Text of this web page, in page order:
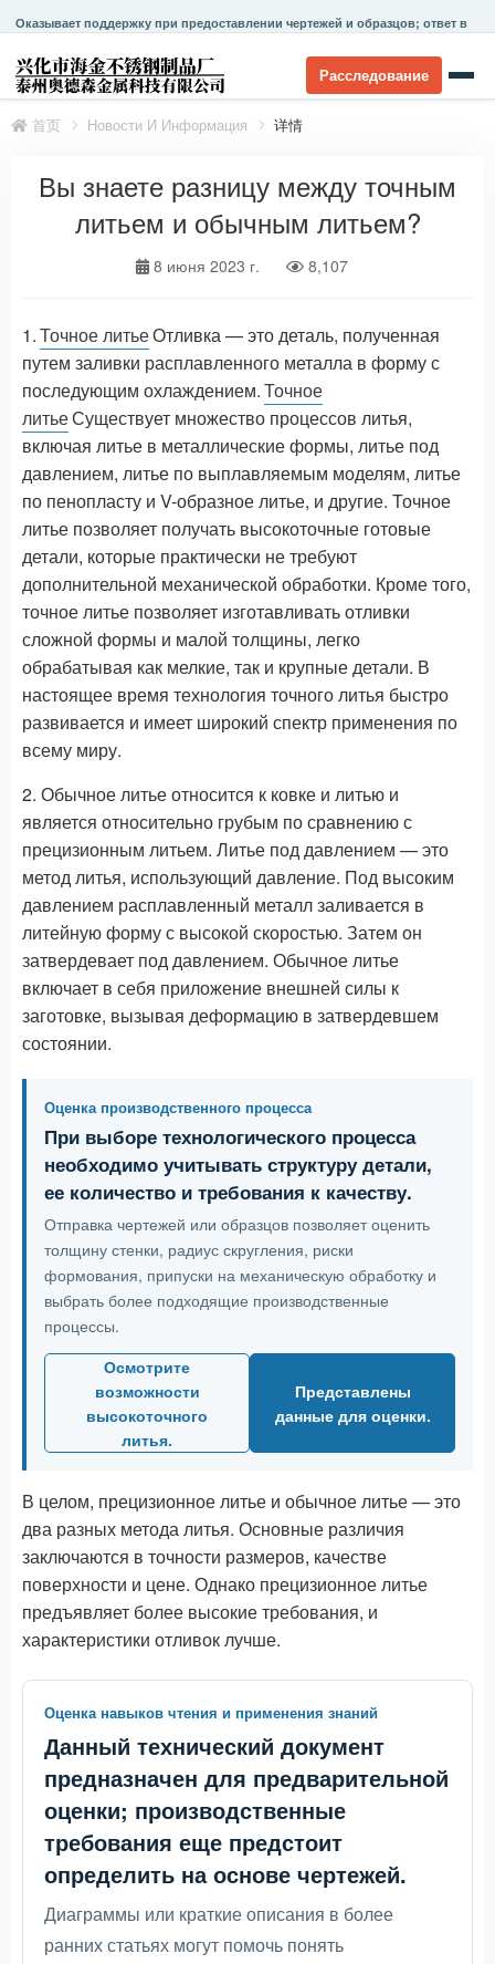
Оказывает поддержку при предоставлении чертежей и образцов; ответ в
Расследование
首页 Новости И Информация 详情
Вы знаете разницу между точным
литьем и обычным литьем?
8 июня 2023 г. 8,107
1.Точное литьеОтливка — это деталь, полученная
путем заливки расплавленного металла в форму с
последующим охлаждением.Точное
литьеСуществует множество процессов литья,
включая литье в металлические формы, литье под
давлением, литье по выплавляемым моделям, литье
по пенопласту и V-образное литье, и другие. Точное
литье позволяет получать высокоточные готовые
детали, которые практически не требуют
дополнительной механической обработки. Кроме того,
точное литье позволяет изготавливать отливки
сложной формы и малой толщины, легко
обрабатывая как мелкие, так и крупные детали. В
настоящее время технология точного литья быстро
развивается и имеет широкий спектр применения по
всему миру.
2. Обычное литье относится к ковке и литью и
является относительно грубым по сравнению с
прецизионным литьем. Литье под давлением — это
метод литья, использующий давление. Под высоким
давлением расплавленный металл заливается в
литейную форму с высокой скоростью. Затем он
затвердевает под давлением. Обычное литье
включает в себя приложение внешней силы к
заготовке, вызывая деформацию в затвердевшем
состоянии.
Оценка производственного процесса
При выборе технологического процесса
необходимо учитывать структуру детали,
ее количество и требования к качеству.
Отправка чертежей или образцов позволяет оценить
толщину стенки, радиус скругления, риски
формования, припуски на механическую обработку и
выбрать более подходящие производственные
процессы.
Осмотрите
возможности
высокоточного
литья.
Представлены
данные для оценки.
В целом, прецизионное литье и обычное литье — это
два разных метода литья. Основные различия
заключаются в точности размеров, качестве
поверхности и цене. Однако прецизионное литье
предъявляет более высокие требования, и
характеристики отливок лучше.
Оценка навыков чтения и применения знаний
Данный технический документ
предназначен для предварительной
оценки; производственные
требования еще предстоит
определить на основе чертежей.
Диаграммы или краткие описания в более
ранних статьях могут помочь понять